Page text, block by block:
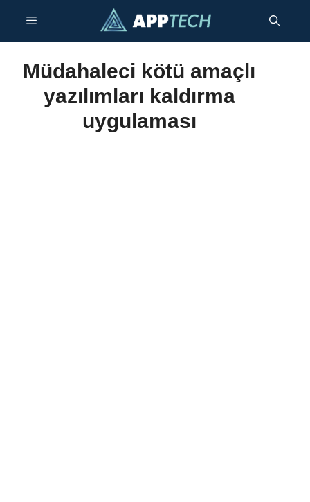
Menü
Müdahaleci kötü amaçlı
yazılımları kaldırma
uygulaması